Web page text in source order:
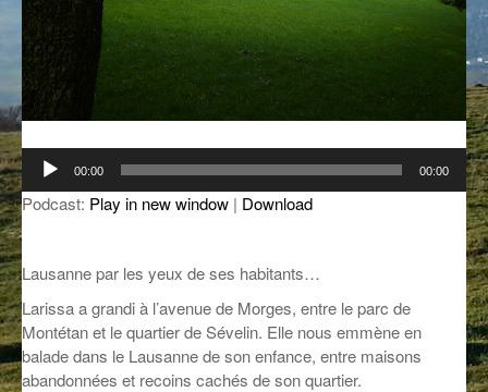
GROOVE N SUN
IL ÉTAIT UNE FOIS
LA MINUTE LITTÉRAIRE
NOS ANCIENS
SONORIK
PLUS DE MIX
Lecteur
audio
00:00 00:00
Podcast: Play in new window | Download
Lausanne par les yeux de ses habitants…
Larissa a grandi à l’avenue de Morges, entre le parc de
Montétan et le quartier de Sévelin. Elle nous emmène en
balade dans le Lausanne de son enfance, entre maisons
abandonnées et recoins cachés de son quartier.